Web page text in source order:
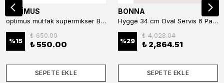
OPTİMUS
optimus mutfak supermıkser Bar Konteyner 6'lı 50×16×9 cm Kapaklı Polikarbon Organizer Bar & Kafe
%15
₺ 650.00
₺ 550.00
SEPETE EKLE
BONNA
Hygge 34 cm Oval Servis 6 Parça
%29
₺ 4,028.04
₺ 2,864.51
SEPETE EKLE